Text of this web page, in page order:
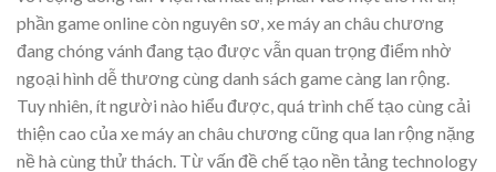
phần game online còn nguyên sơ, xe máy an châu chương
đang chóng vánh đang tạo được vẫn quan trọng điểm nhờ
ngoại hình dễ thương cùng danh sách game càng lan rộng.
Tuy nhiên, ít người nào hiểu được, quá trình chế tạo cùng cải
thiện cao của xe máy an châu chương cũng qua lan rộng nặng
nề hà cùng thử thách. Từ vấn đề chế tạo nền tảng technology